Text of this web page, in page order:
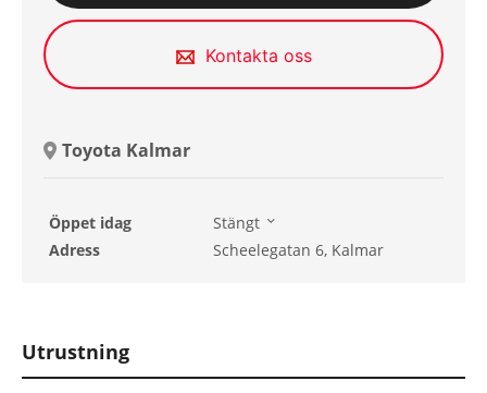
Kontakta oss
Toyota Kalmar
Öppet idag
Stängt
Måndag
08:00 - 17:00
Adress Scheelegatan 6, Kalmar
Utrustning